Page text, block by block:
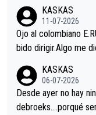
i sin pedalear, luego
mano de una
es en el hombro con
eta, a ver si por
ción de podio UAE y
KASKAS
11-07-2026
Ojo al colombiano
KASKAS
06-07-2026
Desde ayer no hay
debroeks….porqué